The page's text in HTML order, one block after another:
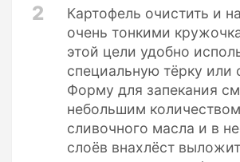
2
Картофель очистить и
очень тонкими
этой цели удобно
специальную тёрку или
Форму для запекания
небольшим количеством
сливочного масла и в
слоёв внахлёст